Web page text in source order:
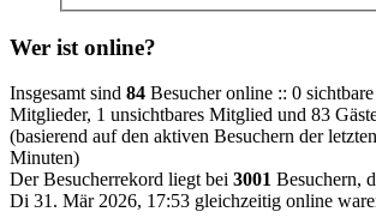
Wer ist online?
Insgesamt sind 84 Besucher online :: 0 sichtbare
Mitglieder, 1 unsichtbares Mitglied und 83
(basierend auf den aktiven Besuchern der
Minuten)
Der Besucherrekord liegt bei 3001 Besuchern,
Di 31. Mär 2026, 17:53 gleichzeitig online